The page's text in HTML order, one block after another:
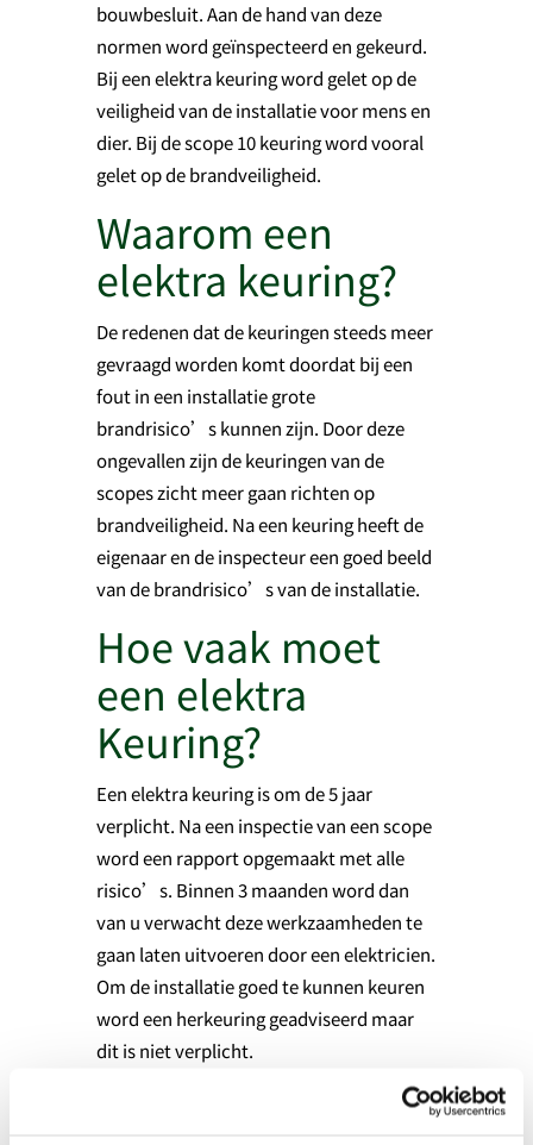
bouwbesluit. Aan de hand van deze
normen word geïnspecteerd en gekeurd.
Bij een elektra keuring word gelet op de
veiligheid van de installatie voor mens en
dier. Bij de scope 10 keuring word vooral
gelet op de brandveiligheid.
Waarom een
elektra keuring?
De redenen dat de keuringen steeds meer
gevraagd worden komt doordat bij een
fout in een installatie grote
brandrisico’s kunnen zijn. Door deze
ongevallen zijn de keuringen van de
scopes zicht meer gaan richten op
brandveiligheid. Na een keuring heeft de
eigenaar en de inspecteur een goed beeld
van de brandrisico’s van de installatie.
Hoe vaak moet
een elektra
Keuring?
Een elektra keuring is om de 5 jaar
verplicht. Na een inspectie van een scope
word een rapport opgemaakt met alle
risico’s. Binnen 3 maanden word dan
van u verwacht deze werkzaamheden te
gaan laten uitvoeren door een elektricien.
Om de installatie goed te kunnen keuren
word een herkeuring geadviseerd maar
dit is niet verplicht.